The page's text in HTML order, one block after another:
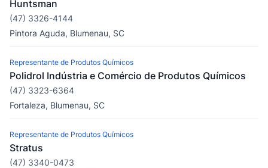
Huntsman
(47) 3326-4144
Pintora Aguda, Blumenau, SC
Representante de Produtos Químicos
Polidrol Indústria e Comércio de Produtos Químicos
(47) 3323-6364
Fortaleza, Blumenau, SC
Representante de Produtos Químicos
Stratus
(47) 3340-0473